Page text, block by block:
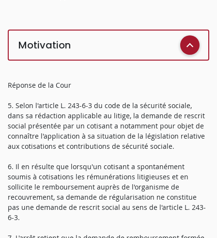
Motivation
Réponse de la Cour
5. Selon l'article L. 243-6-3 du code de la sécurité sociale,
dans sa rédaction applicable au litige, la demande de rescrit
social présentée par un cotisant a notamment pour objet de
connaître l'application à sa situation de la législation relative
aux cotisations et contributions de sécurité sociale.
6. Il en résulte que lorsqu'un cotisant a spontanément
soumis à cotisations les rémunérations litigieuses et en
sollicite le remboursement auprès de l'organisme de
recouvrement, sa demande de régularisation ne constitue
pas une demande de rescrit social au sens de l'article L. 243-
6-3.